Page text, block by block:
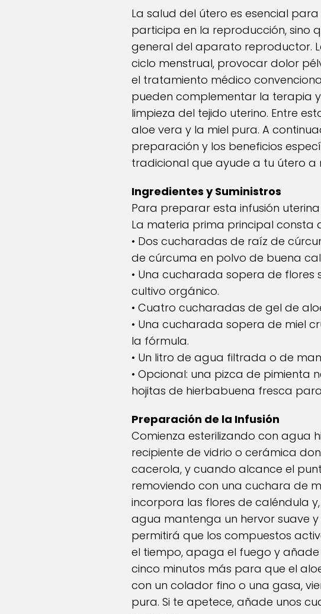
La salud del útero es esencial
participa en la reproducción, sino
general del aparato reproductor.
ciclo menstrual, provocar dolor
el tratamiento médico
pueden complementar la terapia
limpieza del tejido uterino. Entre
aloe vera y la miel pura. A
preparación y los beneficios
tradicional que ayude a tu útero a
Ingredientes y Suministros
Para preparar esta infusión
La materia prima principal consta
• Dos cucharadas de raíz de
de cúrcuma en polvo de buena
• Una cucharada sopera de
cultivo orgánico.
• Cuatro cucharadas de gel de
• Una cucharada sopera de miel
la fórmula.
• Un litro de agua filtrada o de
• Opcional: una pizca de
hojitas de hierbabuena fresca
Preparación de la Infusión
Comienza esterilizando con agua
recipiente de vidrio o cerámica
cacerola, y cuando alcance el
removiendo con una cuchara de
incorpora las flores de caléndula
agua mantenga un hervor suave
permitirá que los compuestos
el tiempo, apaga el fuego y
cinco minutos más para que el
con un colador fino o una gasa,
pura. Si te apetece, añade unos